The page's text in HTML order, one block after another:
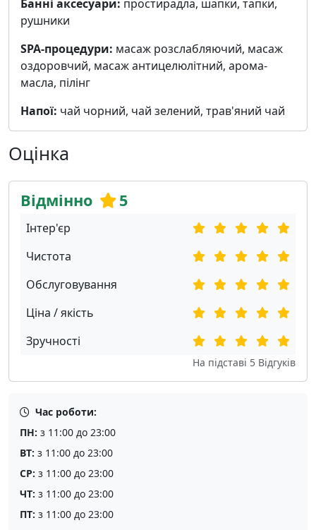
Банні аксесуари: простирадла, шапки, тапки,
рушники
SPA-процедури: масаж розслабляючий, масаж
оздоровчий, масаж антицелюлітний, арома-
масла, пілінг
Напої: чай чорний, чай зелений, трав'яний чай
Оцінка
Відмінно 5
Інтер'єр
Чистота
Обслуговування
Ціна / якість
Зручності
На підставі 5 Відгуків
Час роботи:
ПН: з 11:00 до 23:00
ВТ: з 11:00 до 23:00
СР: з 11:00 до 23:00
ЧТ: з 11:00 до 23:00
ПТ: з 11:00 до 23:00